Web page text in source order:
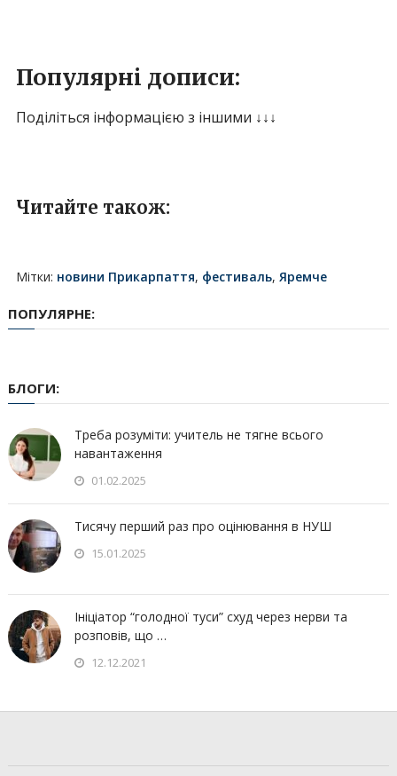
Популярні дописи:
Поділіться інформацією з іншими ↓↓↓
Читайте також:
Мітки: новини Прикарпаття, фестиваль, Яремче
ПОПУЛЯРНЕ:
БЛОГИ:
Треба розуміти: учитель не тягне всього
навантаження
01.02.2025
Тисячу перший раз про оцінювання в НУШ
15.01.2025
Ініціатор “голодної туси” схуд через нерви та
розповів, що …
12.12.2021